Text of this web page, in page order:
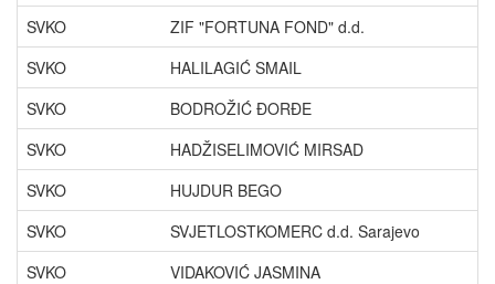
SVKO
ZIF "FORTUNA FOND" d.d.
SVKO
HALILAGIĆ SMAIL
SVKO
BODROŽIĆ ĐORĐE
SVKO
HADŽISELIMOVIĆ MIRSAD
SVKO
HUJDUR BEGO
SVKO
SVJETLOSTKOMERC d.d. Sarajevo
SVKO
VIDAKOVIĆ JASMINA